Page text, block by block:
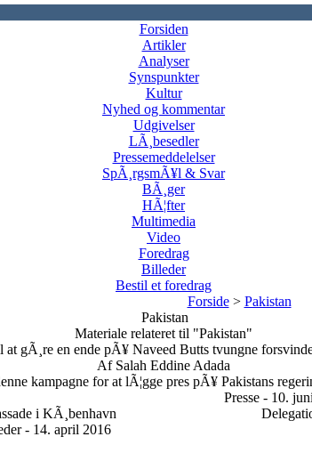
Forsiden
Artikler
Analyser
Synspunkter
Kultur
Nyhed og kommentar
Udgivelser
LÃ¸besedler
Pressemeddelelser
SpÃ¸rgsmÃ¥l & Svar
BÃ¸ger
HÃ¦fter
Multimedia
Video
Foredrag
Billeder
Bestil et foredrag
Forside> Pakistan
Pakistan
Materiale relateret til "Pakistan"
at gÃ¸re en ende pÃ¥ Naveed Butts tvungne
Af Salah Eddine Adada
kampagne for at lÃ¦gge pres pÃ¥ Pakistans
Presse - 10.
i KÃ¸benhavn
- 14. april 2016